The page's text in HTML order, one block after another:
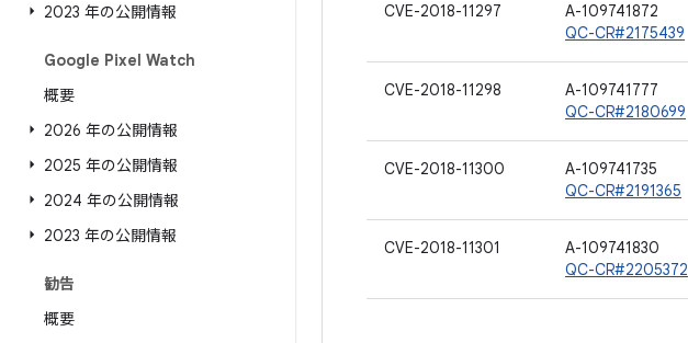
2023 年の公開情報
Google Pixel Watch
概要
2026 年の公開情報
2025 年の公開情報
2024 年の公開情報
2023 年の公開情報
勧告
概要
CVE-2018-11297
A-109741872
QC-CR#2175439
CVE-2018-11298
A-109741777
QC-CR#2180699
CVE-2018-11300
A-109741735
QC-CR#2191365
CVE-2018-11301
A-109741830
QC-CR#2205372